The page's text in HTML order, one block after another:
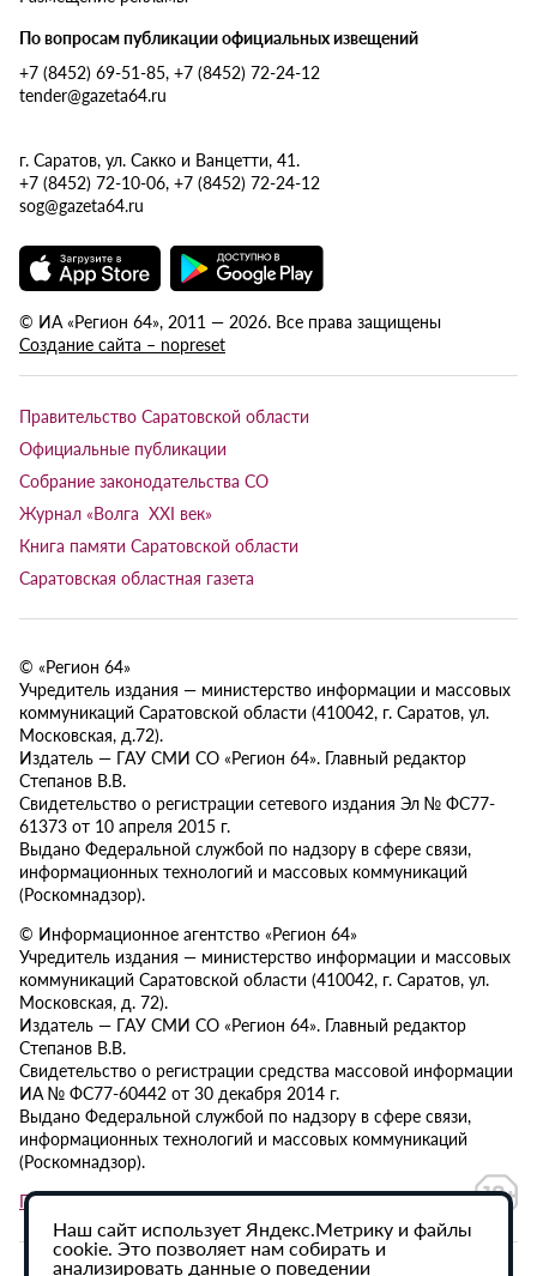
По вопросам публикации официальных извещений
+7 (8452) 69-51-85, +7 (8452) 72-24-12
tender@gazeta64.ru
г. Саратов, ул. Сакко и Ванцетти, 41.
+7 (8452) 72-10-06, +7 (8452) 72-24-12
sog@gazeta64.ru
© ИА «Регион 64», 2011 — 2026. Все права защищены
Создание сайта – nopreset
Правительство Саратовской области
Официальные публикации
Собрание законодательства СО
Журнал «Волга XXI век»
Книга памяти Саратовской области
Саратовская областная газета
© «Регион 64»
Учредитель издания — министерство информации и массовых
коммуникаций Саратовской области (410042, г. Саратов, ул.
Московская, д.72).
Издатель — ГАУ СМИ СО «Регион 64». Главный редактор
Степанов В.В.
Свидетельство о регистрации сетевого издания Эл № ФС77-
61373 от 10 апреля 2015 г.
Выдано Федеральной службой по надзору в сфере связи,
информационных технологий и массовых коммуникаций
(Роскомнадзор).
© Информационное агентство «Регион 64»
Учредитель издания — министерство информации и массовых
коммуникаций Саратовской области (410042, г. Саратов, ул.
Московская, д. 72).
Издатель — ГАУ СМИ СО «Регион 64». Главный редактор
Степанов В.В.
Свидетельство о регистрации средства массовой информации
ИА № ФС77-60442 от 30 декабря 2014 г.
Выдано Федеральной службой по надзору в сфере связи,
информационных технологий и массовых коммуникаций
(Роскомнадзор).
Политика в отношении обработки персональных данных
Наш сайт использует Яндекс.Метрику и файлы
cookie. Это позволяет нам собирать и
анализировать данные о поведении